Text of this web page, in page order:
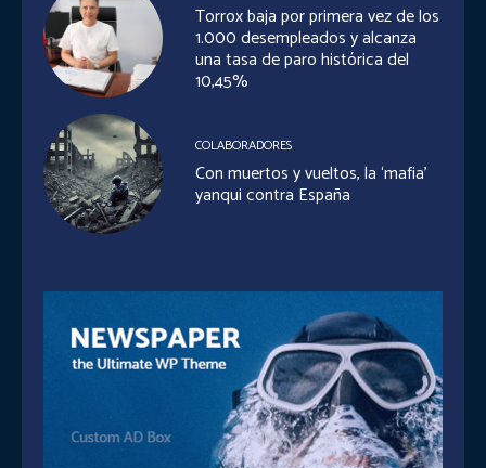
Torrox baja por primera vez de los
1.000 desempleados y alcanza
una tasa de paro histórica del
10,45%
COLABORADORES
Con muertos y vueltos, la ‘mafia’
yanqui contra España